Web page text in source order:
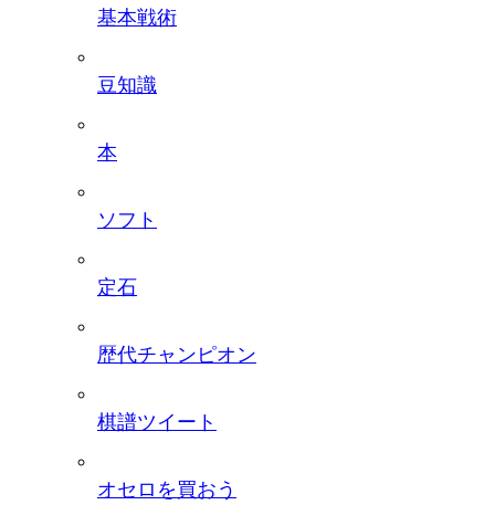
基本戦術
豆知識
本
ソフト
定石
歴代チャンピオン
棋譜ツイート
オセロを買おう